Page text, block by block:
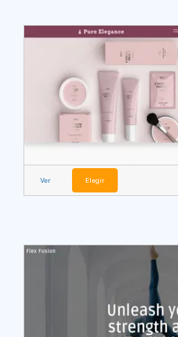
Ver Elegir